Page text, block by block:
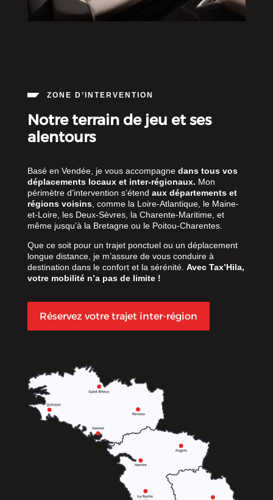
ZONE D’INTERVENTION
Notre terrain de jeu et ses
alentours
Basé en Vendée, je vous accompagnedans tous vos
déplacements locaux et inter-régionaux. Mon
périmètre d’intervention s’étend aux départements et
régions voisins, comme la Loire-Atlantique, le Maine-
et-Loire, les Deux-Sèvres, la Charente-Maritime, et
même jusqu’à la Bretagne ou le Poitou-Charentes.
Que ce soit pour un trajet ponctuel ou un déplacement
longue distance, je m’assure de vous conduire à
destination dans le confort et la sérénité. Avec Tax’Hila,
votre mobilité n’a pas de limite !
Réservez votre trajet inter-région